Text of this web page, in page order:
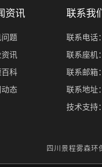
资讯
题
讯
科
态
联系我
联系电话
联系座机
联系邮箱
联系地址
技术支持
四川景程雾森